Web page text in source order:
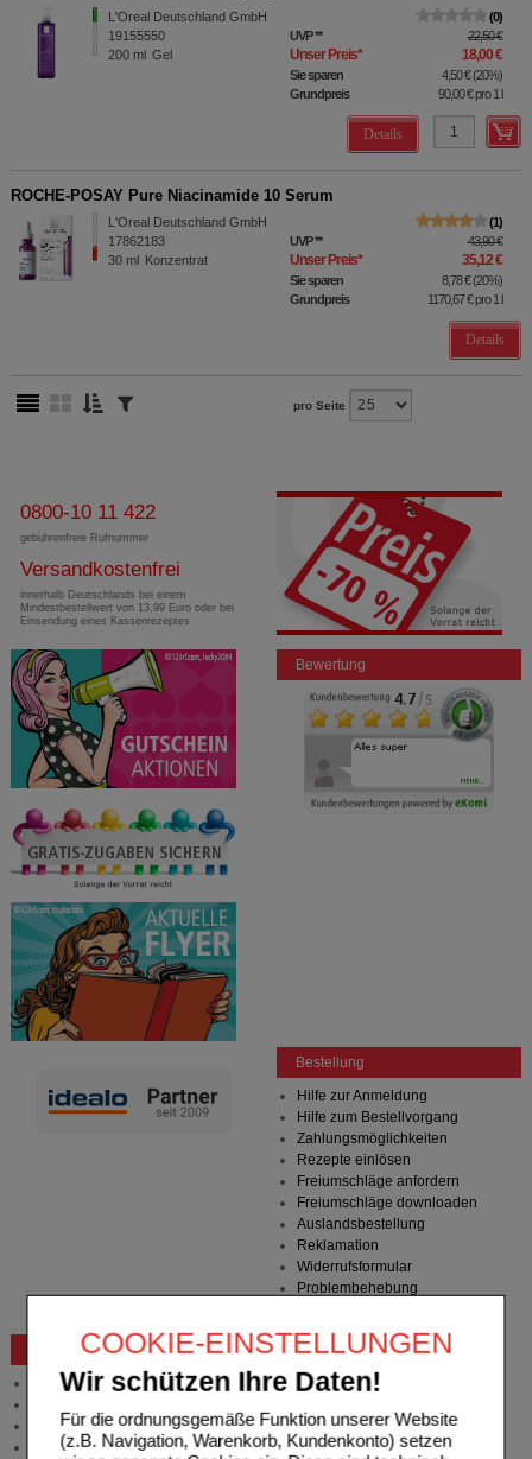
COOKIE-EINSTELLUNGEN
Wir schützen Ihre Daten!
Für die ordnungsgemäße Funktion unserer Website
(z.B. Navigation, Warenkorb, Kundenkonto) setzen
L'Oreal Deutschland GmbH
19155550
200 ml Gel
0
UVP** 22,50 €
Unser Preis* 18,00 €
Sie sparen 4,50 €(20%)
Grundpreis
90,00 €pro 1 l
Details
ROCHE-POSAY Pure Niacinamide 10 Serum
L'Oreal Deutschland GmbH
17862183
30 ml Konzentrat
1
UVP** 43,90 €
Unser Preis* 35,12 €
Sie sparen 8,78 €(20%)
Grundpreis
1170,67 €pro 1 l
Details
pro Seite
0800-10 11 422
gebührenfreie Rufnummer
Versandkostenfrei
innerhalb Deutschlands bei einem
Mindestbestellwert von 13,99 Euro oder bei
Einsendung eines Kassenrezeptes
Bewertung
Bestellung
Hilfe zur Anmeldung
Hilfe zum Bestellvorgang
Zahlungsmöglichkeiten
Rezepte einlösen
Freiumschläge anfordern
Freiumschläge downloaden
Auslandsbestellung
Reklamation
Widerrufsformular
Problembehebung
Beratung und Service
Allgemeine Information
Meldung Arzneimittelrisiken
Zuzahlungsfreie Arzneien